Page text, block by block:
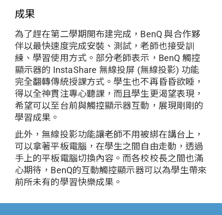
成果
為了趕在第二學期開布建完成，BenQ 與合作夥
伴以最快速度完成安裝、測試，老師也接受訓
練、學習使用方式。部分老師表示，BenQ 觸控
顯示器的 InstaShare 無線投屏 (無線投影) 功能
完全翻轉傳統授課方式。學生也不再昏昏欲睡，
得以全神貫注專心聽課，而且學生更渴望表現，
希望可以至台前與觸控顯示器互動，展現剛剛的
學習成果。
此外，無線投影功能讓老師不用被綁在講台上，
可以拿著平板電腦，在學生之間自由走動，透過
手上的平板電腦切換內容。而各校校長之間也滿
心期待，BenQ的互動觸控顯示器可以為學生帶來
前所未有的學習快樂成果。